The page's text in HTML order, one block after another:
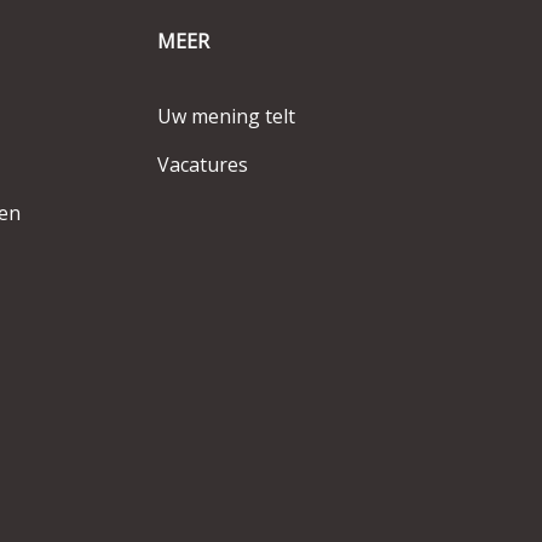
MEER
Uw mening telt
Vacatures